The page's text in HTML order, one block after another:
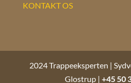
KONTAKT OS
2024 Trappeeksperten |
Glostrup | +45 50